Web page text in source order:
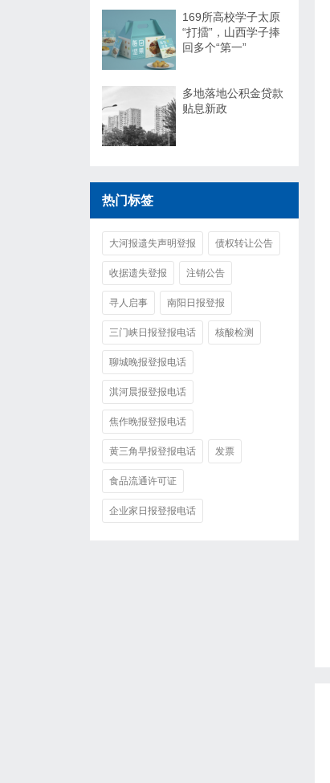
169所高校学子太原
“打擂”，山西学子捧
回多个“第一”
多地落地公积金贷款
贴息新政
热门标签
大河报遗失声明登报 债权转让公告
收据遗失登报 注销公告
寻人启事 南阳日报登报
三门峡日报登报电话 核酸检测
聊城晚报登报电话
淇河晨报登报电话
焦作晚报登报电话
黄三角早报登报电话 发票
食品流通许可证
企业家日报登报电话